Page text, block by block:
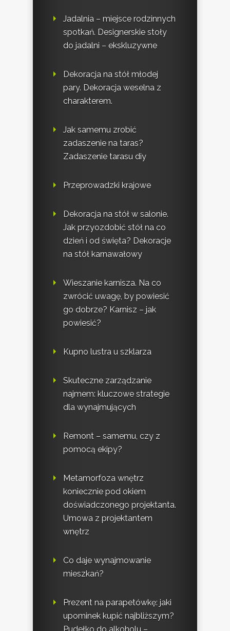
Jadalnia – miejsce rodzinnych
spotkań. Designerskie stoły
do jadalni – ekskluzywne
Dekoracja na stół młodej
pary. Dekoracja weselna z
charakterem.
Jak samemu zrobić
zadaszenie na taras?
Zadaszenie tarasu diy
Przeprowadzki krajowe
Dekoracja na stół w salonie.
Jak przyozdobić stół na co
dzień i od święta? Dekoracje
na stół karnawałowy
Wieszanie karnisza. Na co
zwrócić uwagę, by powiesić
go dobrze? Karnisz – jak
powiesić?
Kupno lustra u szklarza
Skuteczne zarządzanie
najmem: kluczowe strategie
dla wynajmujących
Remont – samemu, czy z
pomocą ekipy?
Metamorfoza wnętrz
koniecznie pod okiem
doświadczonego projektanta.
Umowa z projektantem
wnętrz
Co daje wynajmowanie
mieszkań?
Prezent na parapetówkę: jaki
upominek kupić najbliższym?